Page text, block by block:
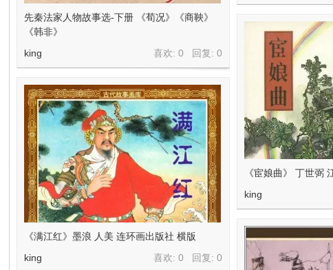
先秦法家人物故事选-下册 《荀况》《商鞅》
《韩非》
喜欢: 0 回复:0
king
《宦娘曲》 丁世弼
king
《满江红》墨浪 人美 连环画出版社 横版
喜欢: 0 回复:0
king